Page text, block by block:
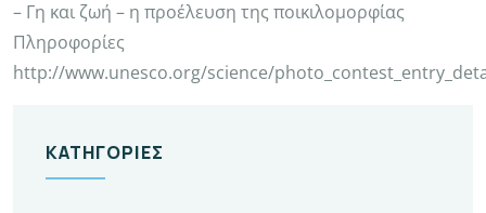
– Γη και ζωή – η προέλευση της ποικιλομορφίας
Πληροφορίες
http://www.unesco.org/science/
ΚΑΤΗΓΟΡΊΕΣ